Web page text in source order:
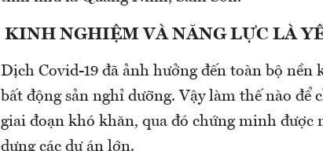
KINH NGHIỆM VÀ NĂNG LỰC LÀ
Dịch Covid-19 đã ảnh hưởng đến toàn bộ
bất động sản nghỉ dưỡng. Vậy làm thế nào để
giai đoạn khó khăn, qua đó chứng minh được
dựng các dự án lớn.